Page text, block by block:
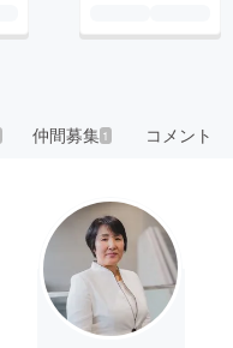
仲間募集 1 コメント